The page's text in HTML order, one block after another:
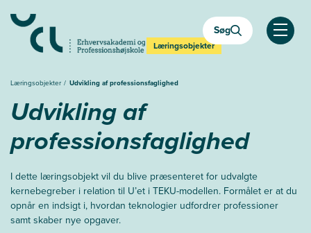
Læringsobjekter
Søg
Åben
Læringsobjekter Udvikling af professionsfaglighed
Udvikling af
professionsfaglighed
I dette læringsobjekt vil du blive præsenteret for udvalgte
kernebegreber i relation til U’et i TEKU-modellen. Formålet er at du
opnår en indsigt i, hvordan teknologier udfordrer professioner
samt skaber nye opgaver.